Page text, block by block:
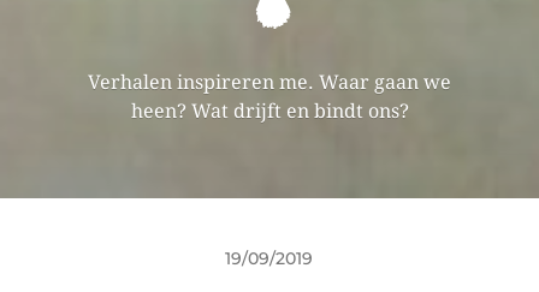
Verhalen inspireren me. Waar gaan we
heen? Wat drijft en bindt ons?
19/09/2019